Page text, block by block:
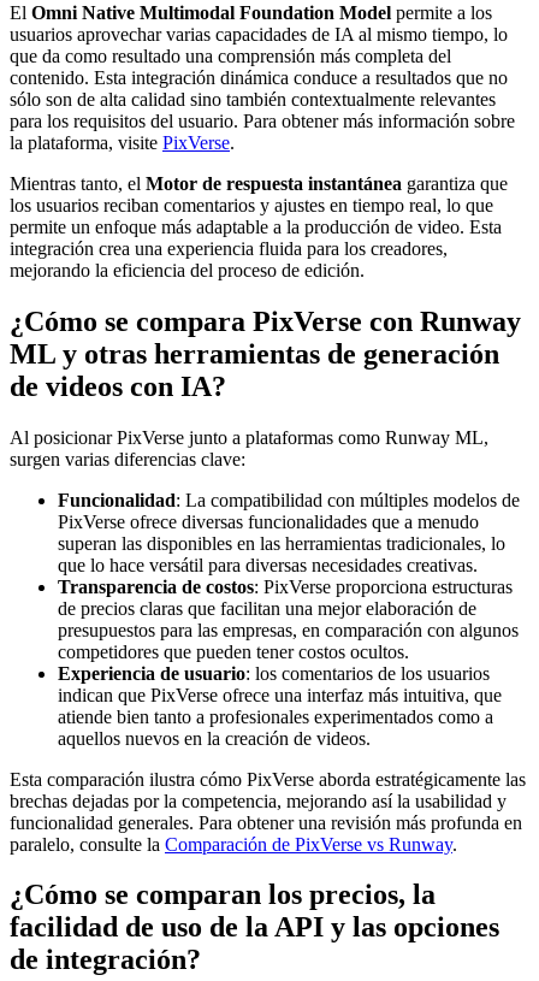
El Omni Native Multimodal Foundation Model permite a los
usuarios aprovechar varias capacidades de IA al mismo tiempo, lo
que da como resultado una comprensión más completa del
contenido. Esta integración dinámica conduce a resultados que no
sólo son de alta calidad sino también contextualmente relevantes
para los requisitos del usuario. Para obtener más información sobre
la plataforma, visite PixVerse.
Mientras tanto, el Motor de respuesta instantánea garantiza que
los usuarios reciban comentarios y ajustes en tiempo real, lo que
permite un enfoque más adaptable a la producción de video. Esta
integración crea una experiencia fluida para los creadores,
mejorando la eficiencia del proceso de edición.
¿Cómo se compara PixVerse con Runway
ML y otras herramientas de generación
de videos con IA?
Al posicionar PixVerse junto a plataformas como Runway ML,
surgen varias diferencias clave:
Funcionalidad: La compatibilidad con múltiples modelos de
PixVerse ofrece diversas funcionalidades que a menudo
superan las disponibles en las herramientas tradicionales, lo
que lo hace versátil para diversas necesidades creativas.
Transparencia de costos: PixVerse proporciona estructuras
de precios claras que facilitan una mejor elaboración de
presupuestos para las empresas, en comparación con algunos
competidores que pueden tener costos ocultos.
Experiencia de usuario: los comentarios de los usuarios
indican que PixVerse ofrece una interfaz más intuitiva, que
atiende bien tanto a profesionales experimentados como a
aquellos nuevos en la creación de videos.
Esta comparación ilustra cómo PixVerse aborda estratégicamente las
brechas dejadas por la competencia, mejorando así la usabilidad y
funcionalidad generales. Para obtener una revisión más profunda en
paralelo, consulte la Comparación de PixVerse vs Runway.
¿Cómo se comparan los precios, la
facilidad de uso de la API y las opciones
de integración?